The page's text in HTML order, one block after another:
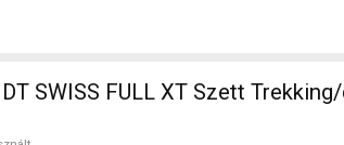
DT SWISS FULL XT Szett